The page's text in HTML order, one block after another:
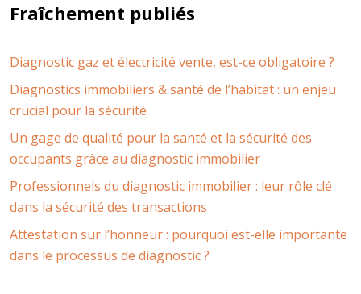
Fraîchement publiés
Diagnostic gaz et électricité vente, est-ce obligatoire ?
Diagnostics immobiliers & santé de l’habitat : un enjeu
crucial pour la sécurité
Un gage de qualité pour la santé et la sécurité des
occupants grâce au diagnostic immobilier
Professionnels du diagnostic immobilier : leur rôle clé
dans la sécurité des transactions
Attestation sur l’honneur : pourquoi est-elle importante
dans le processus de diagnostic ?